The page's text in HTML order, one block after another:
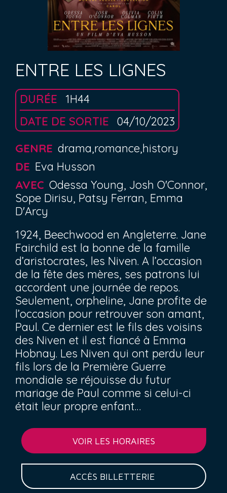
ENTRE LES LIGNES
DURÉE
1H44
DATE DE SORTIE
04/10/2023
GENRE drama,romance,history
DE Eva Husson
AVEC Odessa Young, Josh O'Connor,
Sope Dirisu, Patsy Ferran, Emma
D'Arcy
1924, Beechwood en Angleterre. Jane
Fairchild est la bonne de la famille
d’aristocrates, les Niven. A l’occasion
de la fête des mères, ses patrons lui
accordent une journée de repos.
Seulement, orpheline, Jane profite de
l’occasion pour retrouver son amant,
Paul. Ce dernier est le fils des voisins
des Niven et il est fiancé à Emma
Hobnay. Les Niven qui ont perdu leur
fils lors de la Première Guerre
mondiale se réjouisse du futur
mariage de Paul comme si celui-ci
était leur propre enfant…
VOIR LES HORAIRES
ACCÈS BILLETTERIE